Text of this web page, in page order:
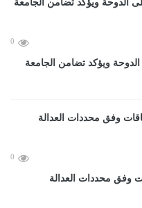
0
الدوحة ويؤكد تضامن الجامعة
0
وفق محددات العدالة